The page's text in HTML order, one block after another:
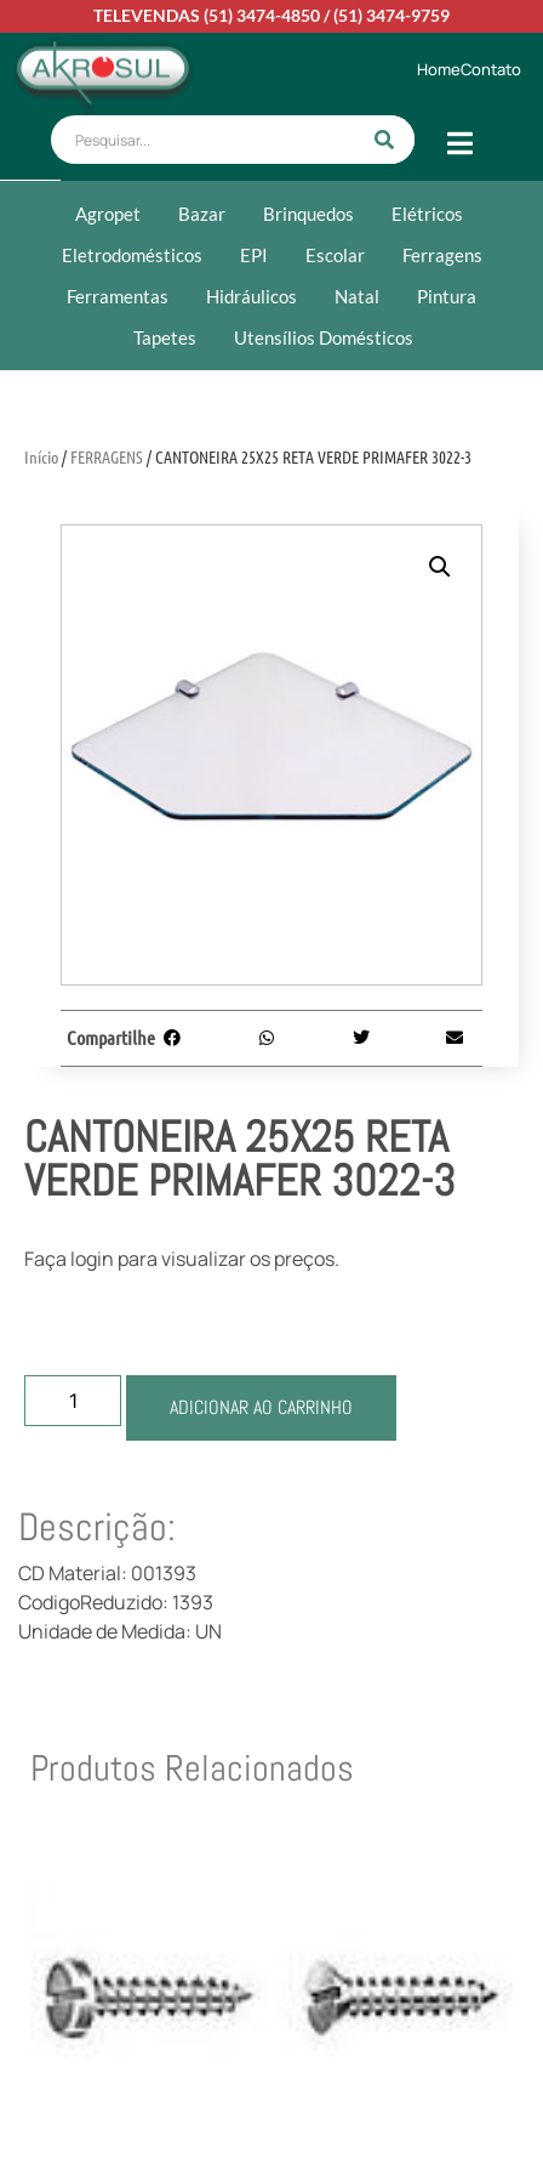
TELEVENDAS (51) 3474-4850/(51) 3474-9759
HomeContato
Agropet Bazar Brinquedos
Elétricos
Eletrodomésticos
EPI Escolar
Ferragens
Ferramentas
Hidráulicos Natal
Pintura
Tapetes
Utensílios Domésticos
Início/ FERRAGENS/ CANTONEIRA 25X25 RETA VERDE PRIMAFER 3022-3
CANTONEIRA 25X25 RETA
VERDE PRIMAFER 3022-3
Faça login para visualizar os preços.
ADICIONAR AO CARRINHO
Compartilhe
Descrição:
CD Material: 001393
CodigoReduzido: 1393
Unidade de Medida: UN
Produtos Relacionados